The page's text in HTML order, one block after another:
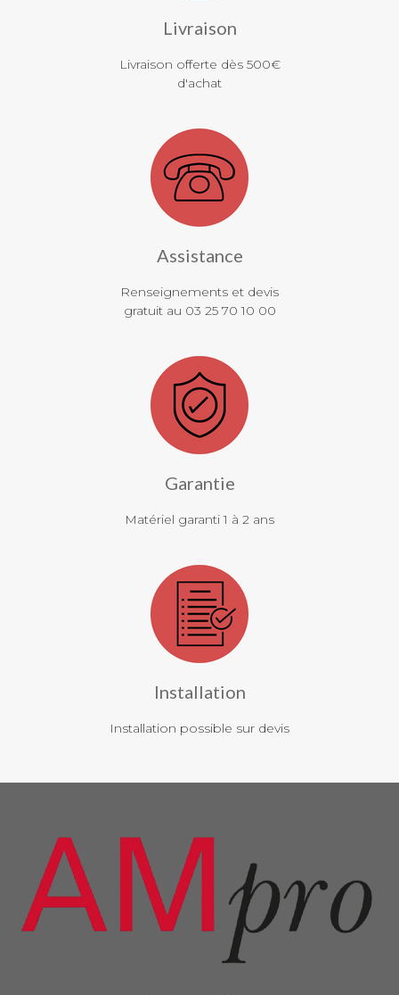
Livraison
Livraison offerte dès 500€
d'achat
Assistance
Renseignements et devis
gratuit au 03 25 70 10 00
Garantie
Matériel garanti 1 à 2 ans
Installation
Installation possible sur devis